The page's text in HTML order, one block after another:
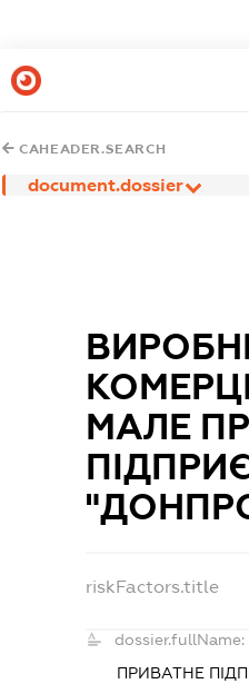
CAHEADER.SEARCH
document.dossier
МАЛЕ
riskFactors.title
dossier.fullName:
ПРИВАТНЕ